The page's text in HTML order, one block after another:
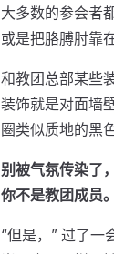
大多数的参会者
或是把胳膊肘靠
和教团总部某些
装饰就是对面墙
圈类似质地的黑
别被气氛传染了，
你不是教团成员
“但是，” 过了一